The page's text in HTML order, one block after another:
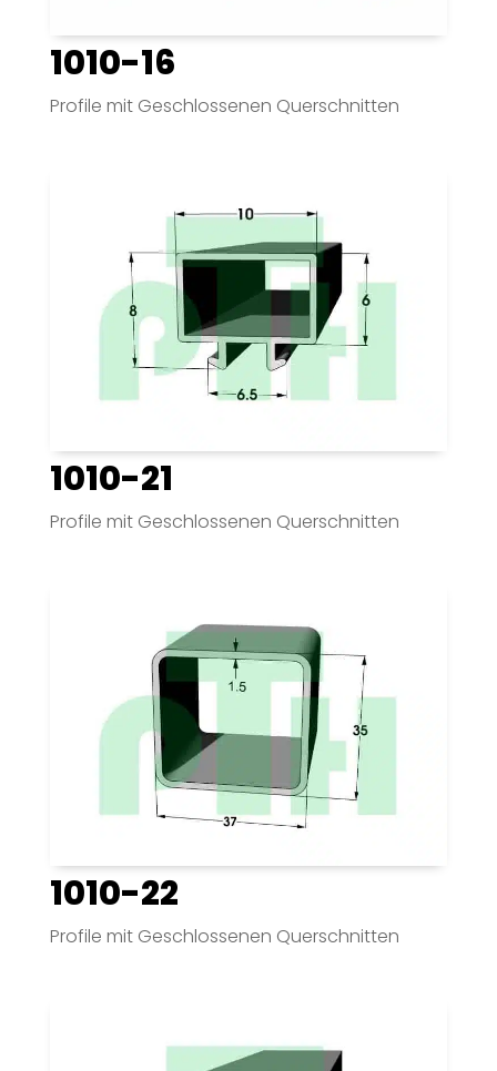
1010-16
Profile mit Geschlossenen Querschnitten
1010-21
Profile mit Geschlossenen Querschnitten
1010-22
Profile mit Geschlossenen Querschnitten